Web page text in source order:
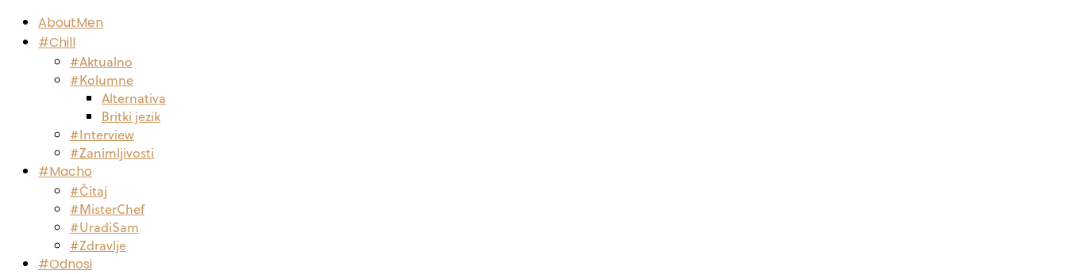
AboutMen
#Chill
#Aktualno
#Kolumne
Alternativa
Britki jezik
#Interview
#Zanimljivosti
#Macho
#Čitaj
#MisterChef
#UradiSam
#Zdravlje
#Odnosi